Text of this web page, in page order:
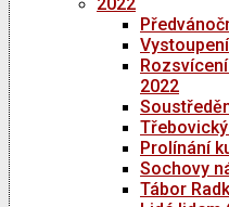
2022
Prolínání
Sochovy
Tábor